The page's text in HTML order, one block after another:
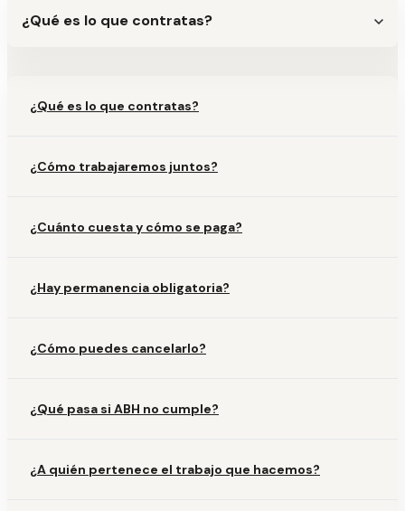
¿Qué es lo que contratas?
¿Qué es lo que contratas?
¿Cómo trabajaremos juntos?
¿Cuánto cuesta y cómo se paga?
¿Hay permanencia obligatoria?
¿Cómo puedes cancelarlo?
¿Qué pasa si ABH no cumple?
¿A quién pertenece el trabajo que hacemos?